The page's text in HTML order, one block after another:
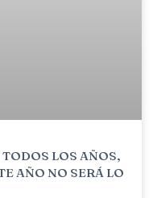
LOS AÑOS,
AÑO NO SERÁ LO